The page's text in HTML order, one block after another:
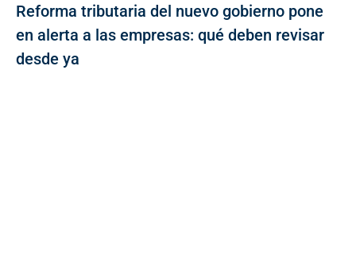
Reforma tributaria del nuevo gobierno pone
en alerta a las empresas: qué deben revisar
desde ya